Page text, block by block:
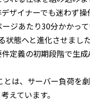
ザイナーでも迷わず
ジあたり30分かかっ
態へと進化させました
定義の初期段階で生
は、サーバー負荷を
えています。